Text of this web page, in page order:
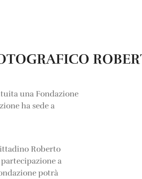
una Fondazione
ha sede a
Roberto
a
potrà